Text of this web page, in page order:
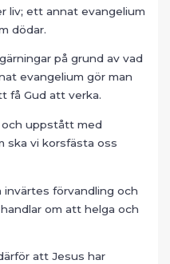
liv; ett annat evangelium
dödar.
på grund av vad
evangelium gör man
få Gud att verka.
uppstått med
ska vi korsfästa oss
invärtes förvandling och
om att helga och
att Jesus har